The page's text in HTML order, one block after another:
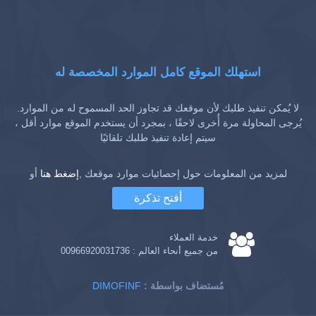
استهلك الموقع كامل الموارد المخصصة له
لا يُمكن تنفيذ طلبك لأن موقعك قد تجاوز الحد المسموح له من الموارد.
يُرجى المحاولة مرة أُخرى لاحقًا ، بمجرد أن يستخدم الموقع موارد أقل ،
سيتم إعادة تنفيذ طلبك تلقائيًا
لمزيد من المعلومات حول إحصائيات موارد موقعك ,إضغط هنا أو
أفتح تذكرة
خدمة العملاء
من جميع أنحاء العالم : 00966920031736
DIMOFINF : مُستضاف بواسطة